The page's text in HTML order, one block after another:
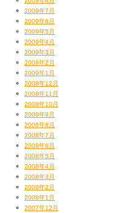
2009年7月
2009年6月
2009年5月
2009年4月
2009年3月
2009年2月
2009年1月
2008年12月
2008年11月
2008年10月
2008年9月
2008年8月
2008年7月
2008年6月
2008年5月
2008年4月
2008年3月
2008年2月
2008年1月
2007年12月